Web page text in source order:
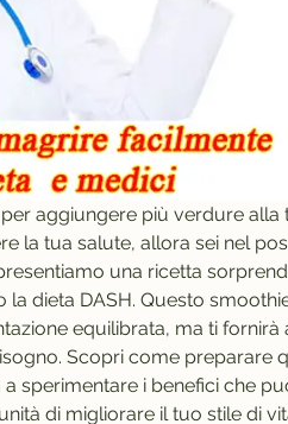
aggiungere più verdure alla
la tua salute, allora sei nel
una ricetta
dieta DASH. Questo
equilibrata, ma ti fornirà
Scopri come preparare
sperimentare i benefici che
di migliorare il tuo stile di